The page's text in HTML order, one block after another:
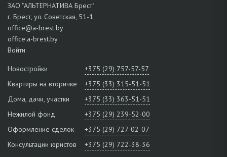
ЗАО "АЛЬТЕРНАТИВА Брест"
г. Брест, ул. Советская, 51-1
office@a-brest.by
office.a-brest.by
Войти
Новостройки
+375 (29) 757-57-57
Квартиры на вторичке
+375 (33) 315-51-51
Дома, дачи, участки
+375 (33) 363-51-51
Нежилой фонд
+375 (29) 239-52-00
Оформление сделок
+375 (29) 727-02-07
Консультации юристов
+375 (29) 722-38-36